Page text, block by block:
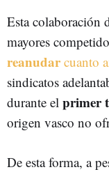
Esta colaboración
mayores
reanudarcuanto
sindicatos
durante el primer
origen vasco no
De esta forma, a